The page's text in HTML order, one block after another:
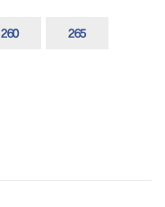
260 265